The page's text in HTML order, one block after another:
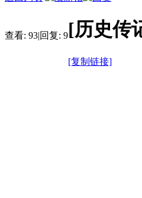
查看: 93|回复: 9[历史传
[复制链接]